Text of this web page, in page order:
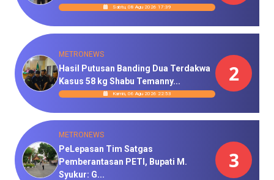
Sabtu, 08 Agu 2026 17:39
METRONEWS
Hasil Putusan Banding Dua Terdakwa
Kasus 58 kg Shabu Temanny...
Kamis, 06 Agu 2026 22:53
2
METRONEWS
PeLepasan Tim Satgas
Pemberantasan PETI, Bupati M.
Syukur: G...
3